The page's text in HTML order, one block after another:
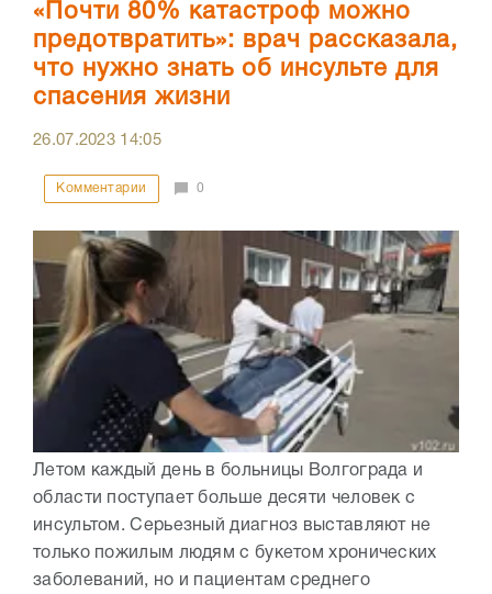
«Почти 80% катастроф можно
предотвратить»: врач рассказала,
что нужно знать об инсульте для
спасения жизни
26.07.2023 14:05
Комментарии 0
Летом каждый день в больницы Волгограда и
области поступает больше десяти человек с
инсультом. Серьезный диагноз выставляют не
только пожилым людям с букетом хронических
заболеваний, но и пациентам среднего